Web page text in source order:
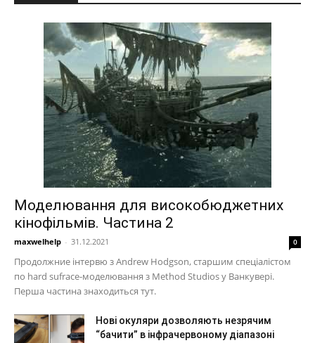
Моделювання для високобюджетних
кінофільмів. Частина 2
maxwelhelp - 31.12.2021 0
Продолжние інтервю з Andrew Hodgson, старшим спеціалістом
по hard sufrace-моделювання з Method Studios у Ванкувері.
Перша частина знаходиться тут.
Нові окуляри дозволяють незрячим
“бачити” в інфрачервоному діапазоні